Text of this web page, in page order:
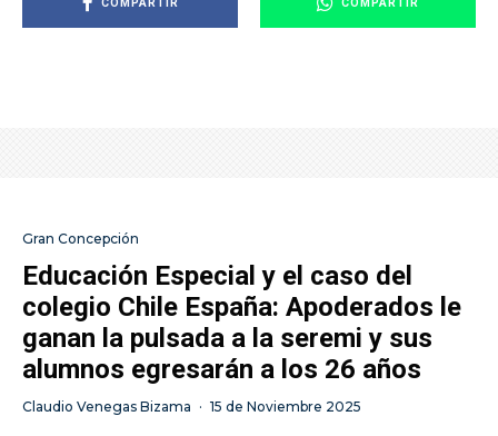
Gran Concepción
Educación Especial y el caso del
colegio Chile España: Apoderados le
ganan la pulsada a la seremi y sus
alumnos egresarán a los 26 años
Claudio Venegas Bizama · 15 de Noviembre 2025